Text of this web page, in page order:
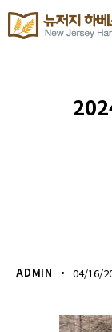
ADMIN 04/16/